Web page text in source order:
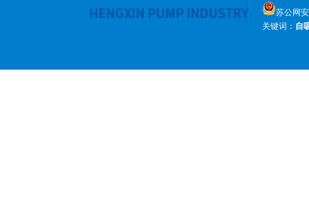
苏公网
关键词： 自